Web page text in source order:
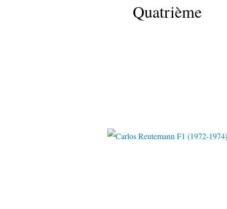
Quatrième